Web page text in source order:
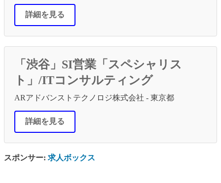
詳細を見る
「渋谷」SI営業「スペシャリス
ト」/ITコンサルティング
ARアドバンストテクノロジ株式会社 - 東京都
詳細を見る
スポンサー: 求人ボックス